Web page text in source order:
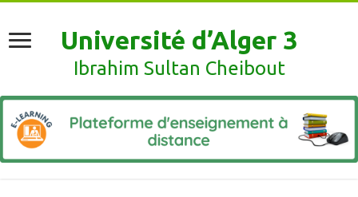
Université d’Alger 3
Ibrahim Sultan Cheibout